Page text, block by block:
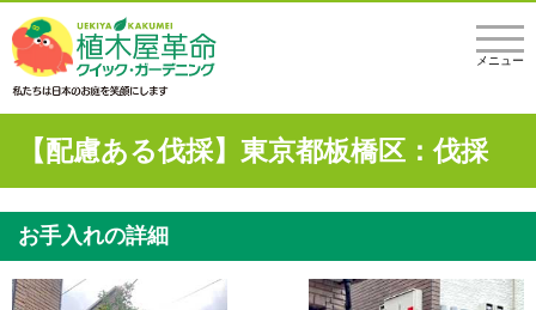
メニュー
【配慮ある伐採】東京都板橋区：伐採
お手入れの詳細